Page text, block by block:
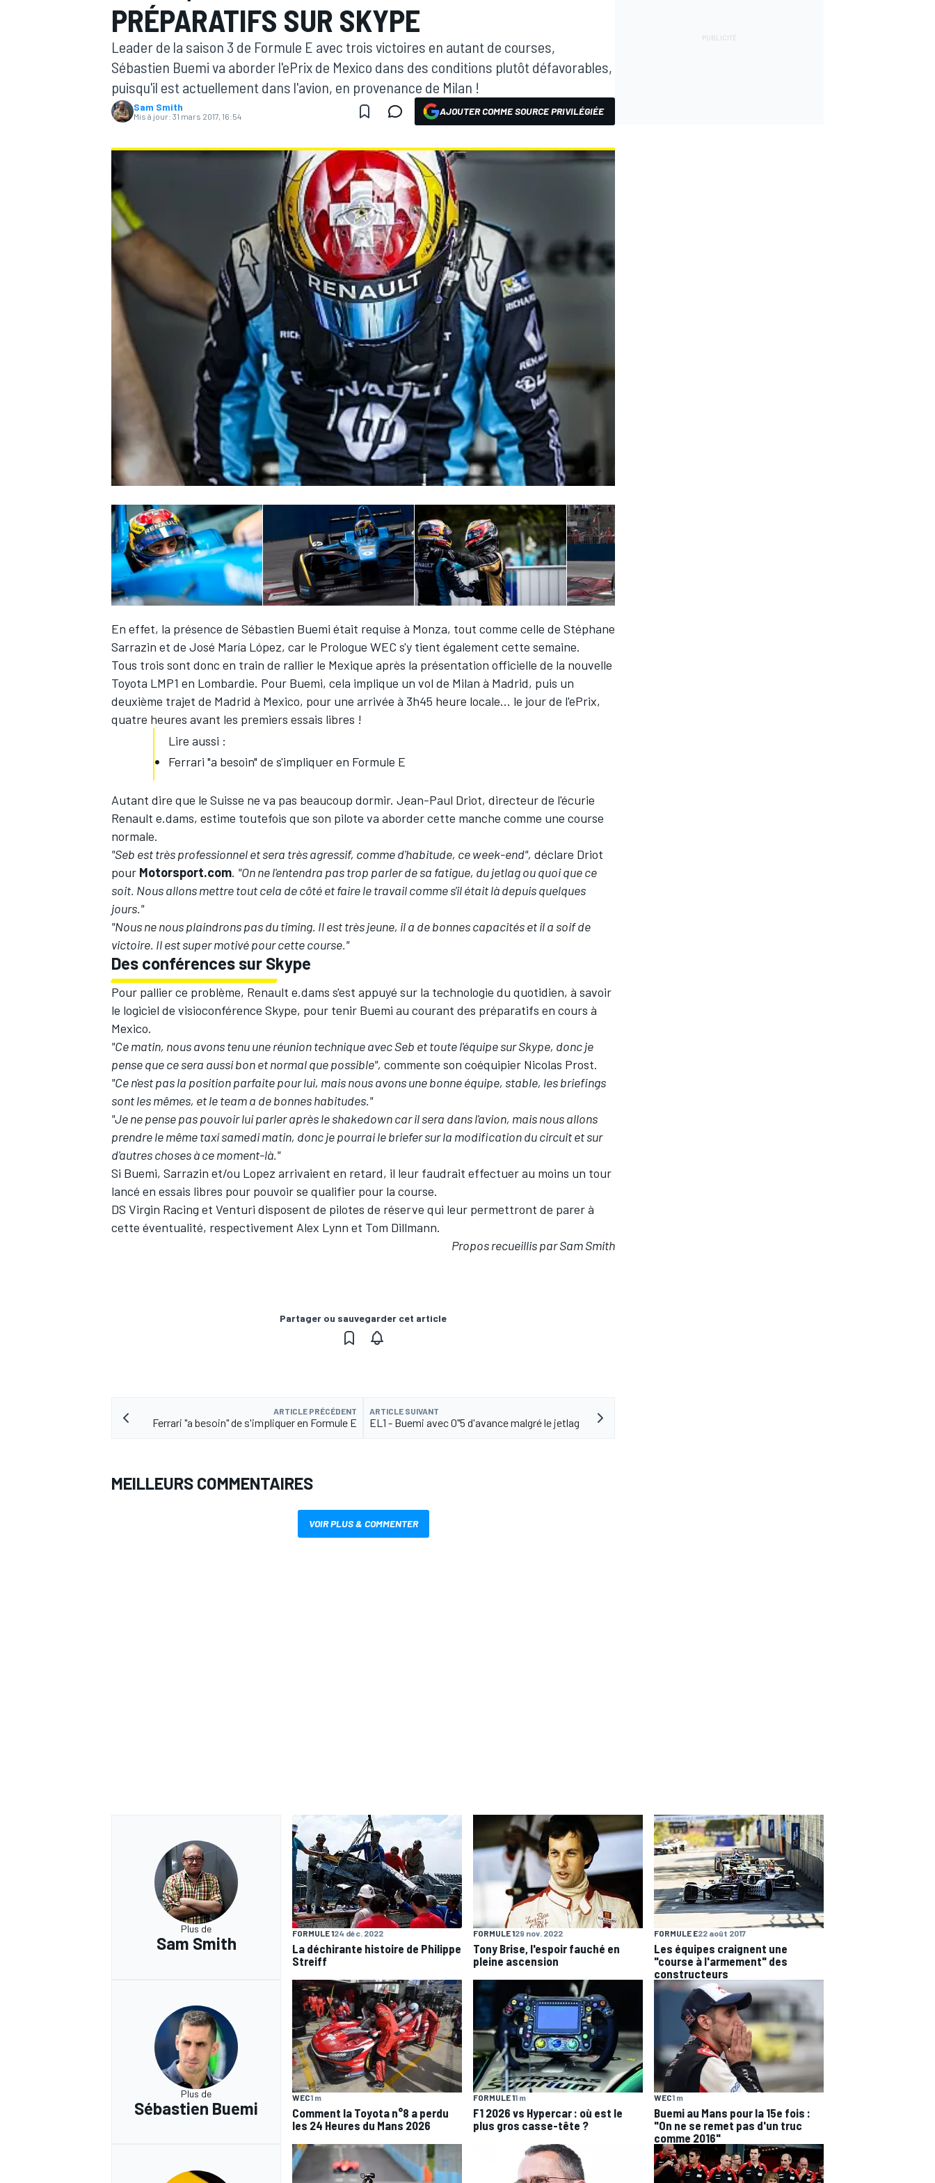
MOTOGP
WEC
PRÉPARATIFS SUR SKYPE
Leader de la saison 3 de Formule E avec trois victoires en autant de courses,
Sébastien Buemi va aborder l'ePrix de Mexico dans des conditions plutôt défavorables,
puisqu'il est actuellement dans l'avion, en provenance de Milan !
Sam Smith
Mis à jour: 31 mars 2017, 16:54 AJOUTER COMME SOURCE PRIVILÉGIÉE
En effet, la présence de Sébastien Buemi était requise à Monza, tout comme celle de Stéphane
Sarrazin et de José María López, car le Prologue WEC s'y tient également cette semaine.
Tous trois sont donc en train de rallier le Mexique après la présentation officielle de la nouvelle
Toyota LMP1 en Lombardie. Pour Buemi, cela implique un vol de Milan à Madrid, puis un
deuxième trajet de Madrid à Mexico, pour une arrivée à 3h45 heure locale... le jour de l'ePrix,
quatre heures avant les premiers essais libres !
Lire aussi :
Ferrari "a besoin" de s'impliquer en Formule E
Autant dire que le Suisse ne va pas beaucoup dormir. Jean-Paul Driot, directeur de l'écurie
Renault e.dams, estime toutefois que son pilote va aborder cette manche comme une course
normale.
"Seb est très professionnel et sera très agressif, comme d'habitude, ce week-end", déclare Driot
pour Motorsport.com. "On ne l'entendra pas trop parler de sa fatigue, du jetlag ou quoi que ce
soit. Nous allons mettre tout cela de côté et faire le travail comme s'il était là depuis quelques
jours."
"Nous ne nous plaindrons pas du timing. Il est très jeune, il a de bonnes capacités et il a soif de
victoire. Il est super motivé pour cette course."
Des conférences sur Skype
Pour pallier ce problème, Renault e.dams s'est appuyé sur la technologie du quotidien, à savoir
le logiciel de visioconférence Skype, pour tenir Buemi au courant des préparatifs en cours à
Mexico.
"Ce matin, nous avons tenu une réunion technique avec Seb et toute l'équipe sur Skype, donc je
pense que ce sera aussi bon et normal que possible", commente son coéquipier Nicolas Prost.
"Ce n'est pas la position parfaite pour lui, mais nous avons une bonne équipe, stable, les briefings
sont les mêmes, et le team a de bonnes habitudes."
"Je ne pense pas pouvoir lui parler après le shakedown car il sera dans l'avion, mais nous allons
prendre le même taxi samedi matin, donc je pourrai le briefer sur la modification du circuit et sur
d'autres choses à ce moment-là."
Si Buemi, Sarrazin et/ou Lopez arrivaient en retard, il leur faudrait effectuer au moins un tour
lancé en essais libres pour pouvoir se qualifier pour la course.
DS Virgin Racing et Venturi disposent de pilotes de réserve qui leur permettront de parer à
cette éventualité, respectivement Alex Lynn et Tom Dillmann.
Propos recueillis par Sam Smith
Partager ou sauvegarder cet article
ARTICLE PRÉCÉDENT
Ferrari "a besoin" de s'impliquer en Formule E
ARTICLE SUIVANT
EL1 - Buemi avec 0"5 d'avance malgré le jetlag
MEILLEURS COMMENTAIRES
VOIR PLUS & COMMENTER
Plus de
Sam Smith
FORMULE 124 déc. 2022
La déchirante histoire de Philippe
Streiff
FORMULE 129 nov. 2022
Tony Brise, l'espoir fauché en
pleine ascension
FORMULE E22 août 2017
Les équipes craignent une
"course à l'armement" des
constructeurs
Plus de
Sébastien Buemi
WEC1 m
Comment la Toyota n°8 a perdu
les 24 Heures du Mans 2026
FORMULE 11 m
F1 2026 vs Hypercar : où est le
plus gros casse-tête ?
WEC1 m
Buemi au Mans pour la 15e fois :
"On ne se remet pas d'un truc
comme 2016"